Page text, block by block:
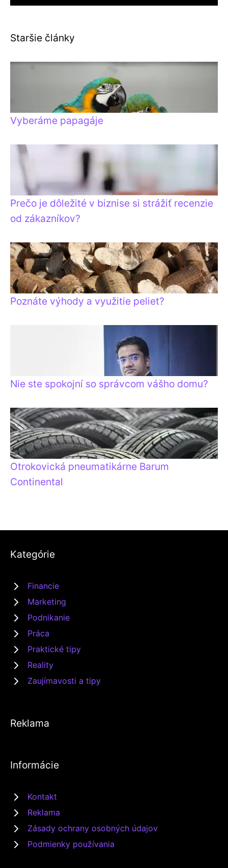
Staršie články
Vyberáme papagáje
Prečo je dôležité v biznise si strážiť recenzie
od zákazníkov?
Poznáte výhody a využitie peliet?
Nie ste spokojní so správcom vášho domu?
Otrokovická pneumatikárne Barum
Continental
Kategórie
Financie
Marketing
Podnikanie
Práca
Praktické tipy
Reality
Zaujímavosti a tipy
Reklama
Informácie
Kontakt
Reklama
Zásady ochrany osobných údajov
Podmienky používania